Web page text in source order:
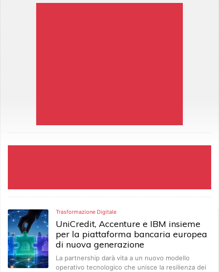
Trasformazione Digitale
UniCredit, Accenture e IBM insieme
per la piattaforma bancaria europea
di nuova generazione
La partnership darà vita a un nuovo modello
operativo tecnologico che unisce la resilienza dei